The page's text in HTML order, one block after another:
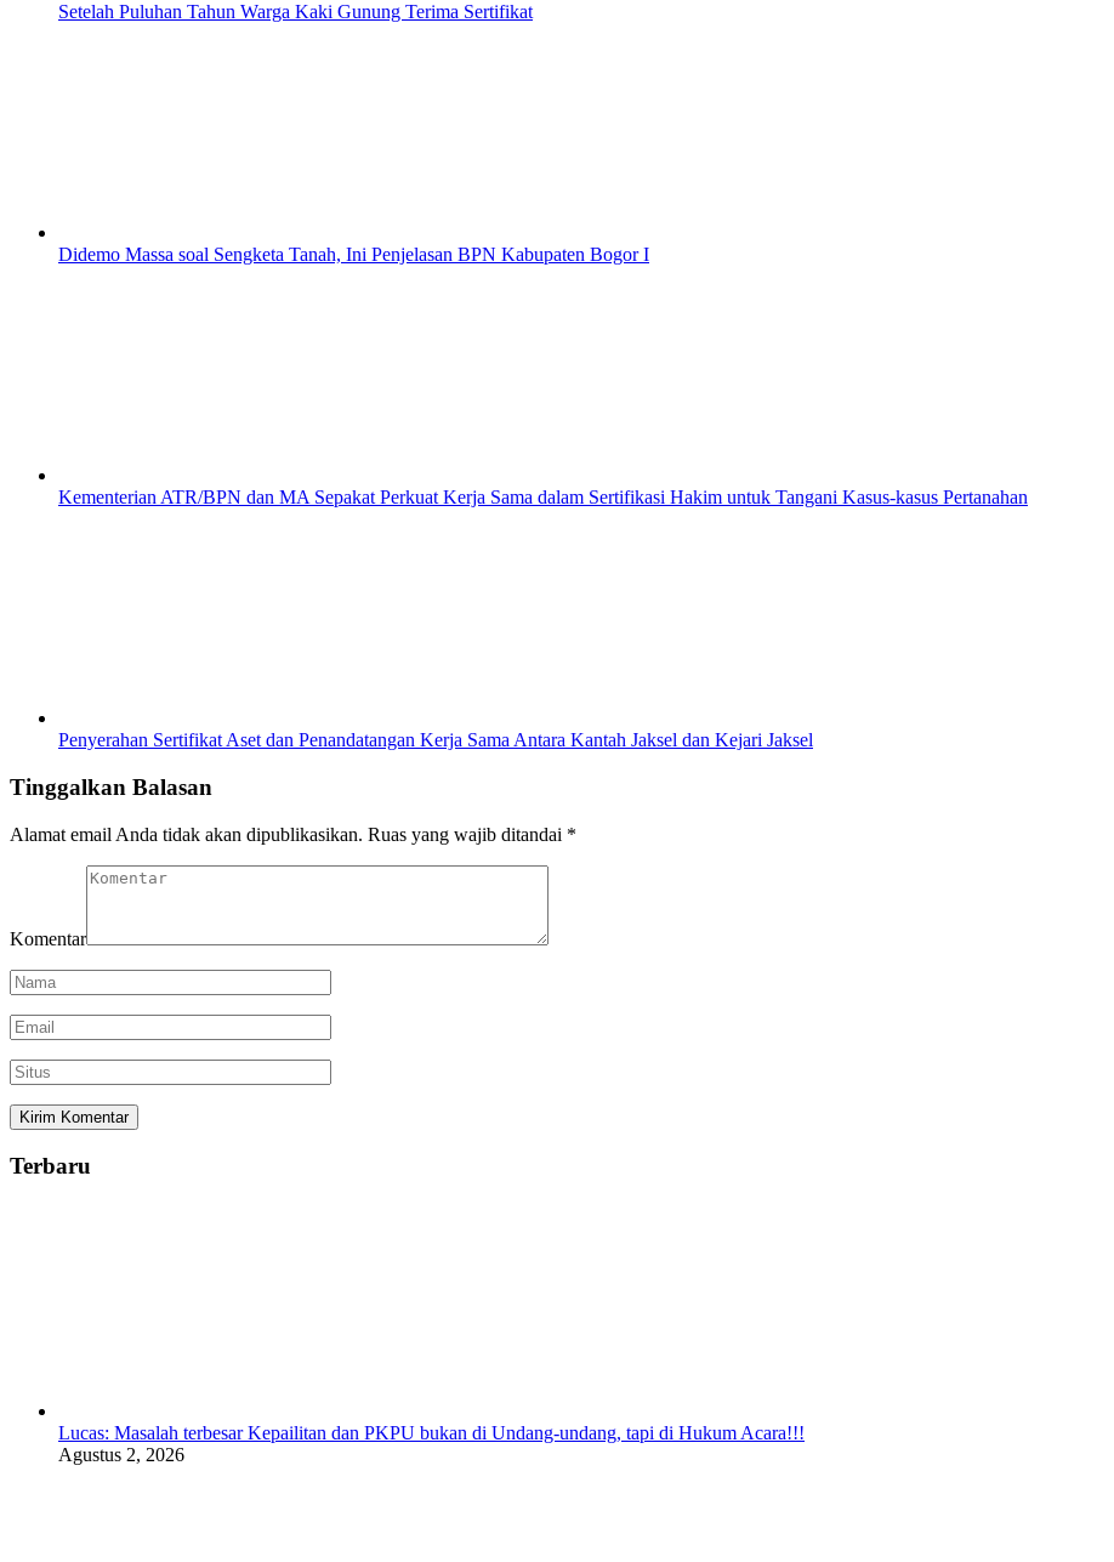
Setelah Puluhan Tahun Warga Kaki Gunung Terima Sertifikat
Didemo Massa soal Sengketa Tanah, Ini Penjelasan BPN Kabupaten Bogor I
Kementerian ATR/BPN dan MA Sepakat Perkuat Kerja Sama dalam Sertifikasi Hakim untuk Tangani Kasus-kasus Pertanahan
Penyerahan Sertifikat Aset dan Penandatangan Kerja Sama Antara Kantah Jaksel dan Kejari Jaksel
Tinggalkan Balasan
Alamat email Anda tidak akan dipublikasikan. Ruas yang wajib ditandai *
Komentar
Terbaru
Lucas: Masalah terbesar Kepailitan dan PKPU bukan di Undang-undang, tapi di Hukum Acara!!!
Agustus 2, 2026